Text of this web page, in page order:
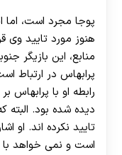
پوجا مجرد است، اما
هنوز مورد تایید وی
منابع، این بازیگر
پرابهاس در ارتباط
رابطه او با پرابهاس
دیده شده بود. البته
تایید نکرده اند. او
است و نمی خواهد با